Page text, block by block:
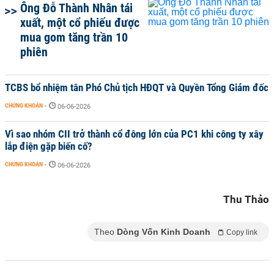
Ông Đỗ Thành Nhân tái
xuất, một cổ phiếu được
mua gom tăng trần 10
phiên
TCBS bổ nhiệm tân Phó Chủ tịch HĐQT và Quyền Tổng Giám đốc
CHỨNG KHOÁN - 06-06-2026
Vì sao nhóm CII trở thành cổ đông lớn của PC1 khi công ty xây
lắp điện gặp biến cố?
CHỨNG KHOÁN - 06-06-2026
Thu Thảo
Theo Dòng Vốn Kinh Doanh Copy link